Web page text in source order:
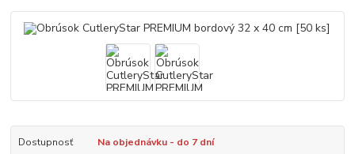
Dostupnosť Na objednávku - do 7 dní